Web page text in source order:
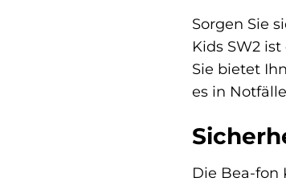
Sorgen Sie
Kids SW2
Sie bietet
es in
Die Bea-fon